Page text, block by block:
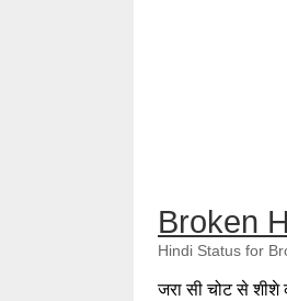
Broken
Hindi Status for
जरा सी चोट से शीशे